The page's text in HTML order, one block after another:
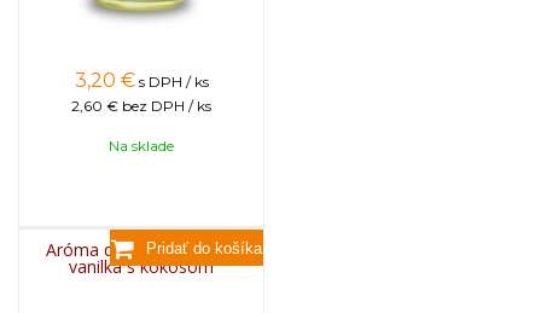
3,20 € s DPH / ks
2,60 € bez DPH / ks
Na sklade
Aróma do sviečok, 25g -
vanilka s kokosom